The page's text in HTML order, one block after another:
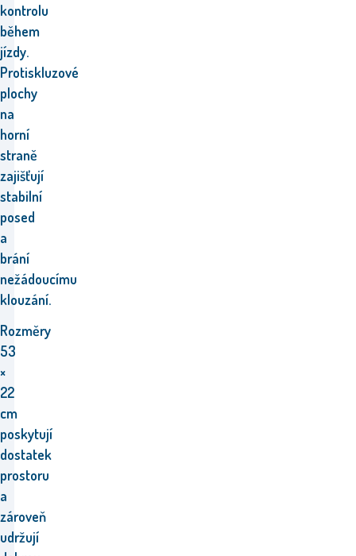
kontrolu
během
jízdy.
Protiskluzové
plochy
na
horní
straně
zajišťují
stabilní
posed
a
brání
nežádoucímu
klouzání.
Rozměry
53
×
22
cm
poskytují
dostatek
prostoru
a
zároveň
udržují